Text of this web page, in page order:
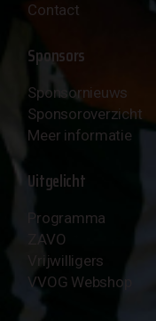
Contact
Sponsors
Sponsornieuws
Sponsoroverzicht
Meer informatie
Uitgelicht
Programma
ZAVO
Vrijwilligers
VVOG Webshop